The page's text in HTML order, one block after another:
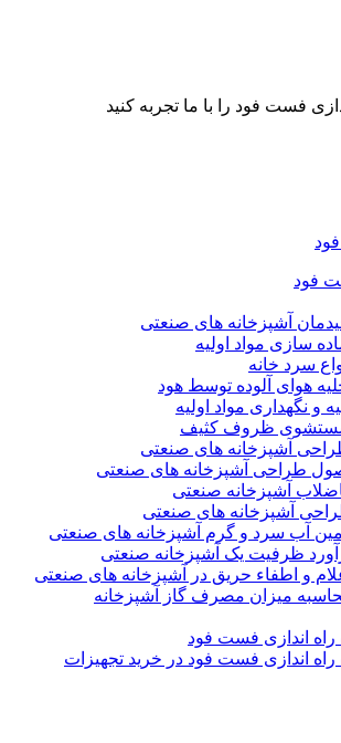
فست فود را با ما تجربه کنید
فود
آشپزخانه های صنعتی
سازی مواد اولیه
سرد خانه
هوای آلوده توسط هود
و نگهداری مواد اولیه
ظروف کثیف
آشپزخانه های صنعتی
طراحی آشپزخانه های صنعتی
آشپزخانه صنعتی
آشپزخانه های صنعتی
آب سرد و گرم آشپزخانه های صنعتی
ظرفیت یک آشپزخانه صنعتی
و اطفاء حریق در آشپزخانه های صنعتی
میزان مصرف گاز آشپزخانه
اندازی فست فود
اندازی فست فود در خرید تجهیزات